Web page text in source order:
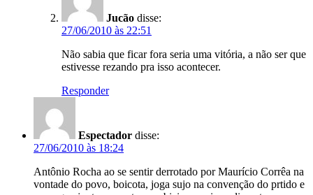
Jucão disse:
27/06/2010 às 22:51
Não sabia que ficar fora seria uma vitória, a não ser que
estivesse rezando pra isso acontecer.
Responder
Espectador disse:
27/06/2010 às 18:24
Antônio Rocha ao se sentir derrotado por Maurício Corrêa na
vontade do povo, boicota, joga sujo na convenção do prtido e